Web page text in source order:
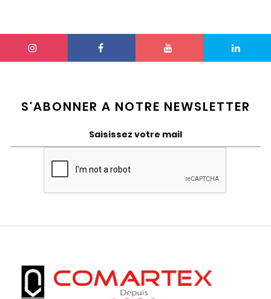
S'ABONNER A NOTRE NEWSLETTER